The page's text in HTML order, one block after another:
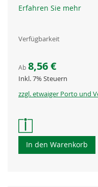
Erfahren Sie mehr
Verfügbarkeit
Ab 8,56 €
Inkl. 7% Steuern
zzgl. etwaiger Porto und
In den Warenkorb